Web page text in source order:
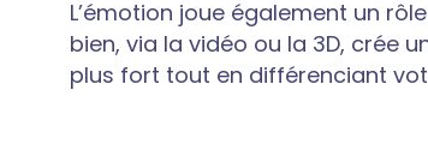
L’émotion joue également un
bien, via la vidéo ou la 3D, crée
plus fort tout en différenciant